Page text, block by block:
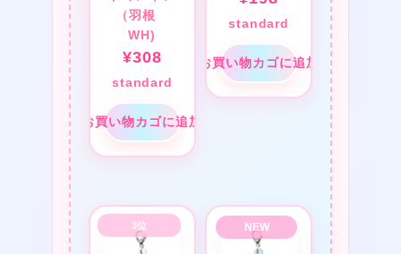
（羽根
WH)
¥308
standard
お買い物カゴに追加
standard
お買い物カゴに追加